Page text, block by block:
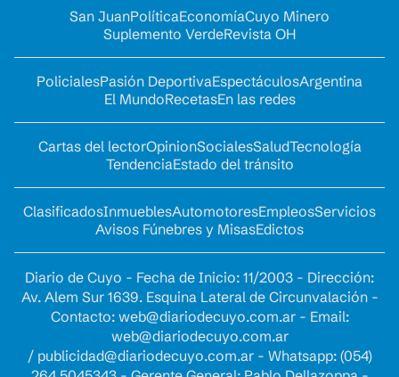
San JuanPolíticaEconomíaCuyo Minero
Suplemento VerdeRevista OH
PolicialesPasión DeportivaEspectáculosArgentina
El MundoRecetasEn las redes
Cartas del lectorOpinionSocialesSaludTecnología
TendenciaEstado del tránsito
ClasificadosInmueblesAutomotoresEmpleosServicios
Avisos Fúnebres y MisasEdictos
Diario de Cuyo - Fecha de Inicio: 11/2003 - Dirección:
Av. Alem Sur 1639. Esquina Lateral de Circunvalación -
Contacto: web@diariodecuyo.com.ar- Email:
web@diariodecuyo.com.ar
/ publicidad@diariodecuyo.com.ar- Whatsapp: (054)